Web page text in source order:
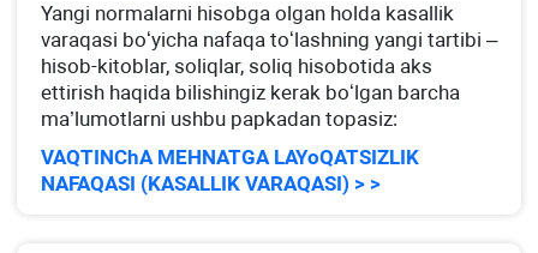
Yangi normalarni hisobga olgan holda kasallik
varaqasi boʻyicha nafaqa toʻlashning yangi tartibi –
hisob-kitoblar, soliqlar, soliq hisobotida aks
ettirish haqida bilishingiz kerak boʻlgan barcha
ma’lumotlarni ushbu papkadan topasiz:
VAQTINChA MEHNATGA LAYoQATSIZLIK
NAFAQASI (KASALLIK VARAQASI) > >